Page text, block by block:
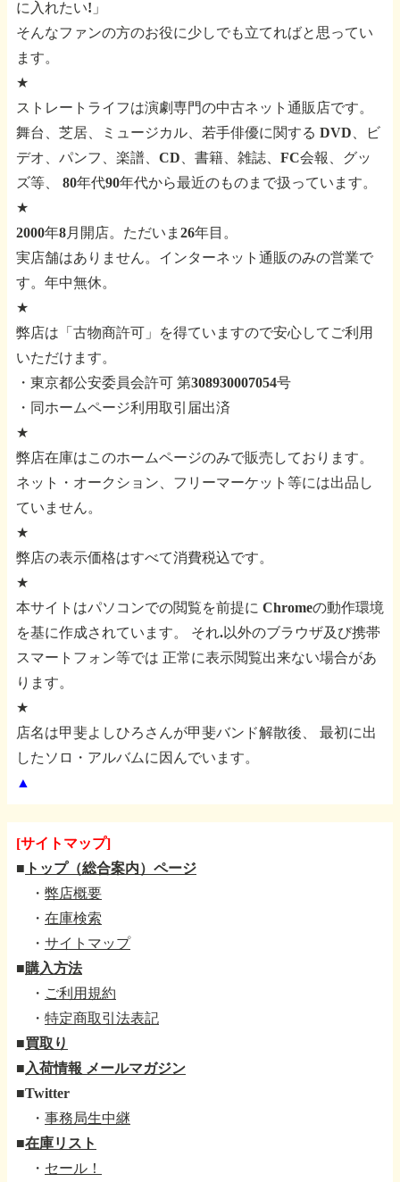
に入れたい!」
そんなファンの方のお役に少しでも立てればと思ってい
ます。
★
ストレートライフは演劇専門の中古ネット通販店です。
舞台、芝居、ミュージカル、若手俳優に関する DVD、ビ
デオ、パンフ、楽譜、CD、書籍、雑誌、FC会報、グッ
ズ等、
80年代90年代から最近のものまで扱っています。
★
2000年8月開店。ただいま26年目。
実店舗はありません。インターネット通販のみの営業で
す。年中無休。
★
弊店は「古物商許可」を得ていますので安心してご利用
いただけます。
・東京都公安委員会許可 第308930007054号
・同ホームページ利用取引届出済
★
弊店在庫はこのホームページのみで販売しております。
ネット・オークション、フリーマーケット等には出品し
ていません。
★
弊店の表示価格はすべて消費税込です。
★
本サイトはパソコンでの閲覧を前提に Chromeの動作環境
を基に作成されています。
それ.以外のブラウザ及び携帯
スマートフォン等では 正常に表示閲覧出来ない場合があ
ります。
★
店名は甲斐よしひろさんが甲斐バンド解散後、
最初に出
したソロ・アルバムに因んでいます。
▲
[サイトマップ]
■ トップ（総合案内）ページ
・ 弊店概要
・ 在庫検索
・ サイトマップ
■購入方法
・ ご利用規約
・ 特定商取引法表記
■買取り
■ 入荷情報 メールマガジン
■Twitter
・ 事務局生中継
■在庫リスト
・ セール！